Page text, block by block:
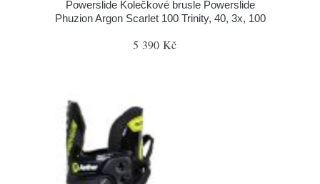
Powerslide Kolečkové brusle Powerslide
Phuzion Argon Scarlet 100 Trinity, 40, 3x, 100
5 390 Kč